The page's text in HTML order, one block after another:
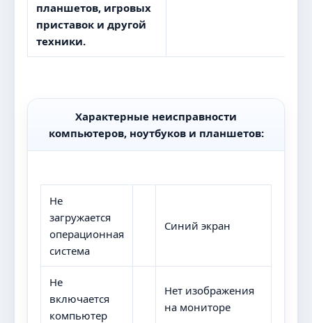
планшетов, игровых
приставок и другой
техники.
Характерные неисправности
компьютеров, ноутбуков и планшетов:
Не
загружается
операционная
система
Синий экран
Не
включается
компьютер
Нет изображения
на мониторе